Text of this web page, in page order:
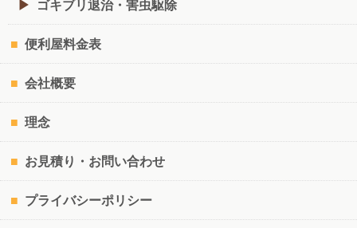
ゴキブリ退治・害虫駆除
便利屋料金表
会社概要
理念
お見積り・お問い合わせ
プライバシーポリシー